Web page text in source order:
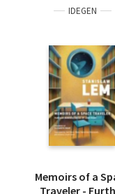
IDEGEN
Memoirs of a
Traveler -